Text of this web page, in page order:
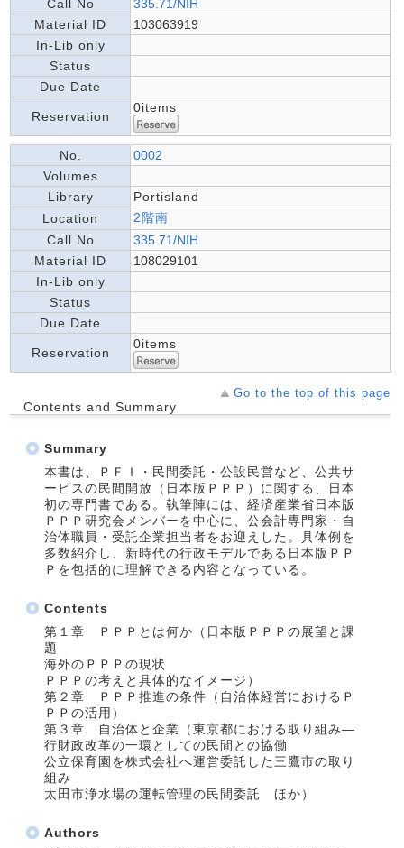
Call No
335.71/NIH
Material ID
103063919
In-Lib only
Status
Due Date
Reservation
0items
No.
0002
Volumes
Library
Portisland
Location
2階南
Call No
335.71/NIH
Material ID
108029101
In-Lib only
Status
Due Date
Reservation
0items
Go to the top of this page
Contents and Summary
Summary
本書は、ＰＦＩ・民間委託・公設民営など、公共サ
ービスの民間開放（日本版ＰＰＰ）に関する、日本
初の専門書である。執筆陣には、経済産業省日本版
ＰＰＰ研究会メンバーを中心に、公会計専門家・自
治体職員・受託企業担当者をお迎えした。具体例を
多数紹介し、新時代の行政モデルである日本版ＰＰ
Ｐを包括的に理解できる内容となっている。
Contents
第１章 ＰＰＰとは何か（日本版ＰＰＰの展望と課
題
海外のＰＰＰの現状
ＰＰＰの考えと具体的なイメージ）
第２章 ＰＰＰ推進の条件（自治体経営におけるＰ
ＰＰの活用）
第３章 自治体と企業（東京都における取り組み―
行財政改革の一環としての民間との協働
公立保育園を株式会社へ運営委託した三鷹市の取り
組み
太田市浄水場の運転管理の民間委託 ほか）
Authors